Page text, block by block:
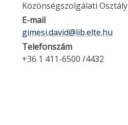
Közönségszolgálati Osztály
E-mail
gimesi.david@lib.elte.hu
Telefonszám
+36 1 411-6500 /4432